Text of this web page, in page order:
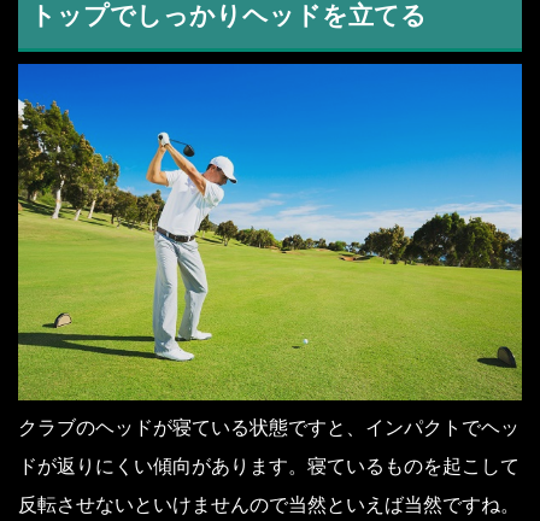
トップでしっかりヘッドを立てる
クラブのヘッドが寝ている状態ですと、インパクトでヘッ
ドが返りにくい傾向があります。寝ているものを起こして
反転させないといけませんので当然といえば当然ですね。